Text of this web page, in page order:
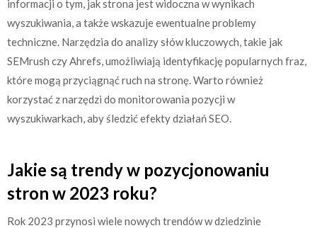
informacji o tym, jak strona jest widoczna w wynikach
wyszukiwania, a także wskazuje ewentualne problemy
techniczne. Narzędzia do analizy słów kluczowych, takie jak
SEMrush czy Ahrefs, umożliwiają identyfikację popularnych fraz,
które mogą przyciągnąć ruch na stronę. Warto również
korzystać z narzędzi do monitorowania pozycji w
wyszukiwarkach, aby śledzić efekty działań SEO.
Jakie są trendy w pozycjonowaniu
stron w 2023 roku?
Rok 2023 przynosi wiele nowych trendów w dziedzinie